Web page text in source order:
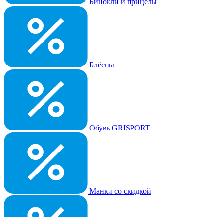
Бинокли и прицелы
Блёсны
Обувь GRISPORT
Манки со скидкой